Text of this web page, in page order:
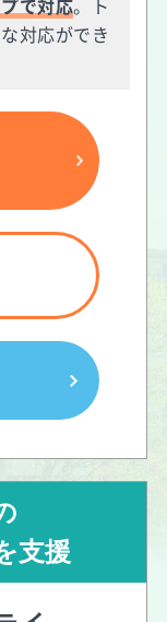
で対応。ト
対応ができ
支援